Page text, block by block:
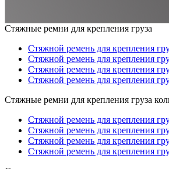
Стяжные ремни для крепления груза
Стяжной ремень для крепления
Стяжной ремень для крепления
Стяжной ремень для крепления
Стяжной ремень для крепления
Стяжные ремни для крепления груза
Стяжной ремень для крепления
Стяжной ремень для крепления
Стяжной ремень для крепления
Стяжной ремень для крепления